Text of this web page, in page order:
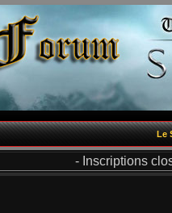
Le
- Inscriptions